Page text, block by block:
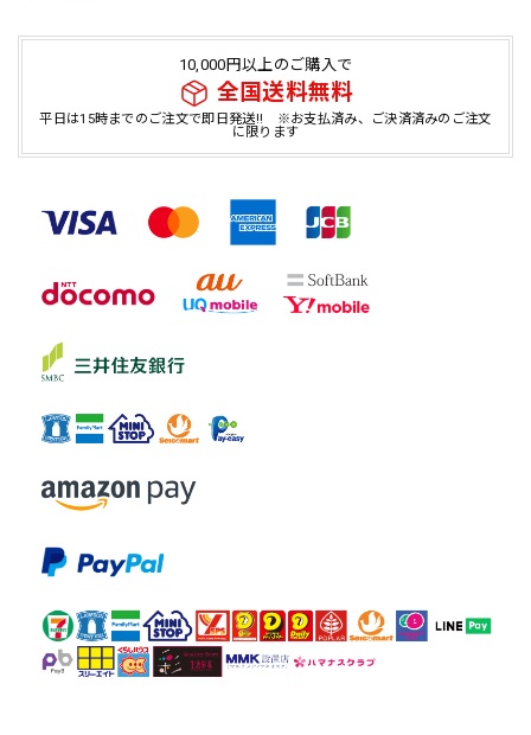
10,000円以上のご購入で
全国送料無料
平日は15時までのご注文で即日発送!! ※お支払済み、ご決済済みのご注文
に限ります